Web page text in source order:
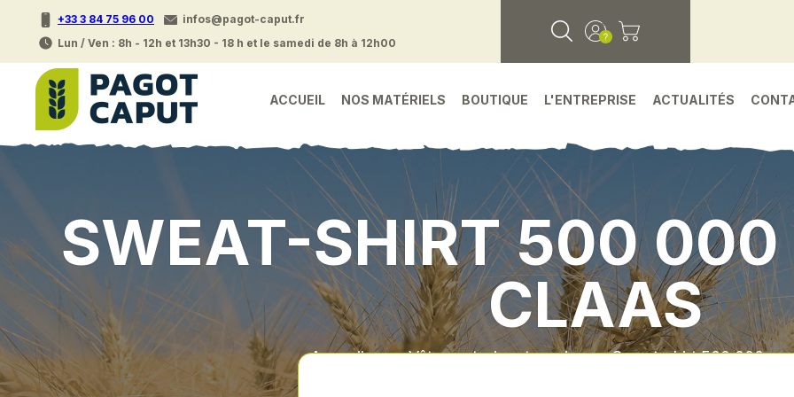
+33 3 84 75 96 00
infos@pagot-caput.fr
Lun / Ven : 8h - 12h et 13h30 - 18 h et le samedi de 8h à 12h00
ACCUEIL NOS MATÉRIELS BOUTIQUE L'ENTREPRISE ACTUALITÉS
SWEAT-SHIRT 500 000
CLAAS
Accueil•Vêtement - jouet - epi•Sweat-shirt 500 000